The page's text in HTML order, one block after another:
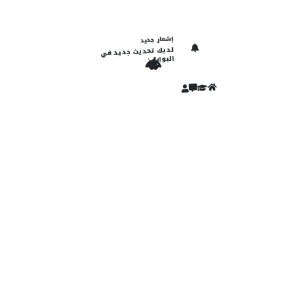
إشعار جديد
لديك تحديث جديد في
البوابة